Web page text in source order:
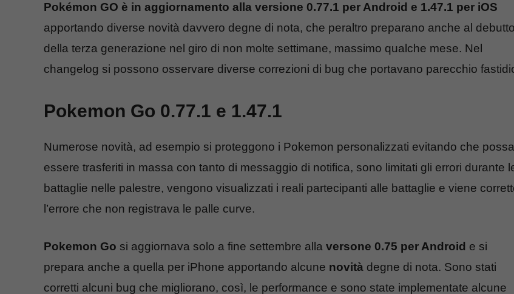
Pokémon GO è in aggiornamento alla versione 0.77.1 per Android e 1.47.1 per iOS
apportando diverse novità davvero degne di nota, che peraltro preparano anche al debutto
della terza generazione nel giro di non molte settimane, massimo qualche mese. Nel
changelog si possono osservare diverse correzioni di bug che portavano parecchio
Pokemon Go 0.77.1 e 1.47.1
Numerose novità, ad esempio si proteggono i Pokemon personalizzati evitando che
essere trasferiti in massa con tanto di messaggio di notifica, sono limitati gli errori durante
battaglie nelle palestre, vengono visualizzati i reali partecipanti alle battaglie e viene
l’errore che non registrava le palle curve.
Pokemon Go si aggiornava solo a fine settembre alla versone 0.75 per Android e si
prepara anche a quella per iPhone apportando alcune novità degne di nota. Sono stati
corretti alcuni bug che migliorano, così, le performance e sono state implementate alcune